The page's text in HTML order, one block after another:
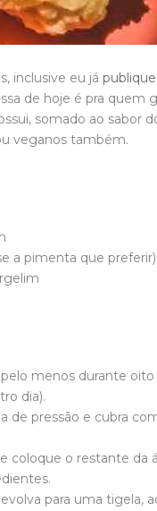
inclusive eu já
de hoje é pra quem
somado ao sabor
veganos também.
a pimenta que preferir)
menos durante
dia).
de pressão e cubra
coloque o restante da
para uma tigela,